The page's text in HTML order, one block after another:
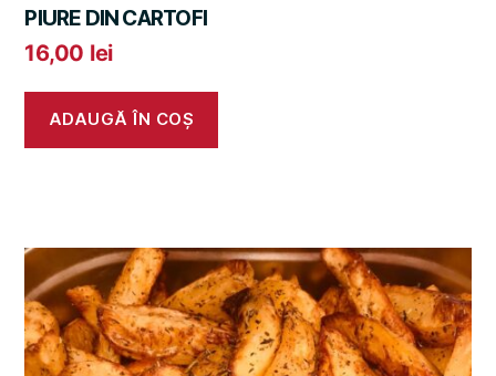
PIURE DIN CARTOFI
16,00 lei
ADAUGĂ ÎN COȘ